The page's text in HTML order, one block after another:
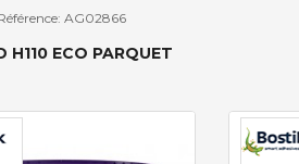
AG02866
H110 ECO PARQUET